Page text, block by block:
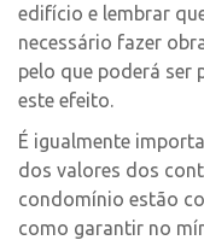
edifício e lembrar
necessário fazer
pelo que poderá ser
este efeito.
É igualmente
dos valores dos
condomínio estão
como garantir no